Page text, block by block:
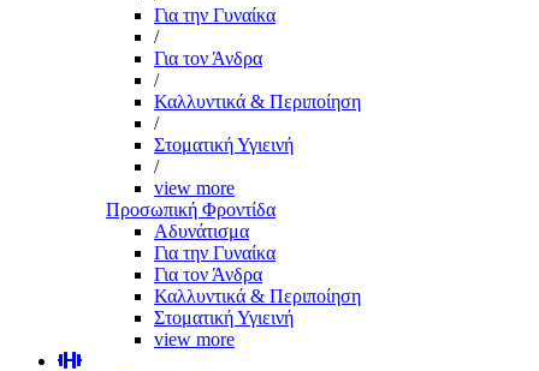
Για την Γυναίκα
/
Για τον Άνδρα
/
Καλλυντικά & Περιποίηση
/
Στοματική Υγιεινή
/
view more
Προσωπική Φροντίδα
Αδυνάτισμα
Για την Γυναίκα
Για τον Άνδρα
Καλλυντικά & Περιποίηση
Στοματική Υγιεινή
view more